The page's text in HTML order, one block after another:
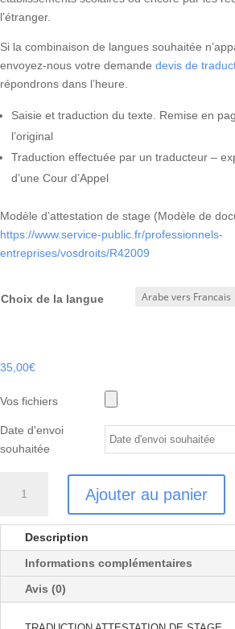
l’étranger.
Si la combinaison de langues souhaitée
envoyez-nous votre demande devis de
répondrons dans l’heure.
Saisie et traduction du texte. Remise en
l’original
Traduction effectuée par un traducteur –
d’une Cour d’Appel
Modèle d’attestation de stage (Modèle de
https://www.service-public.fr/professionnels-
entreprises/vosdroits/R42009
Choix de la langue
35,00€
Vos fichiers
Date d'envoi
souhaitée
TRADUCTION
ATTESTATION
DE
Ajouter au panier
Description
Informations complémentaires
Avis (0)